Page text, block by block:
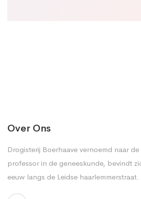
Over Ons
Drogisterij Boerhaave vernoemd naar
professor in de geneeskunde, bevindt
eeuw langs de Leidse haarlemmerstraat.